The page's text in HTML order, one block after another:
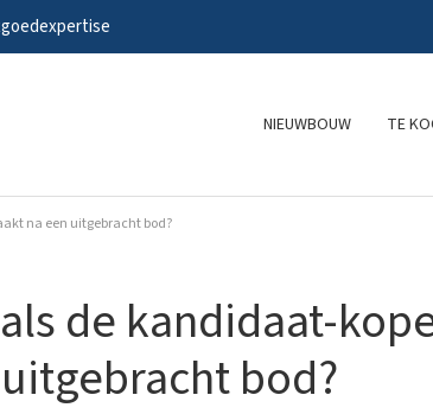
NIEUWBOUW TE
na een uitgebracht bod?
de kandidaat-
bod?